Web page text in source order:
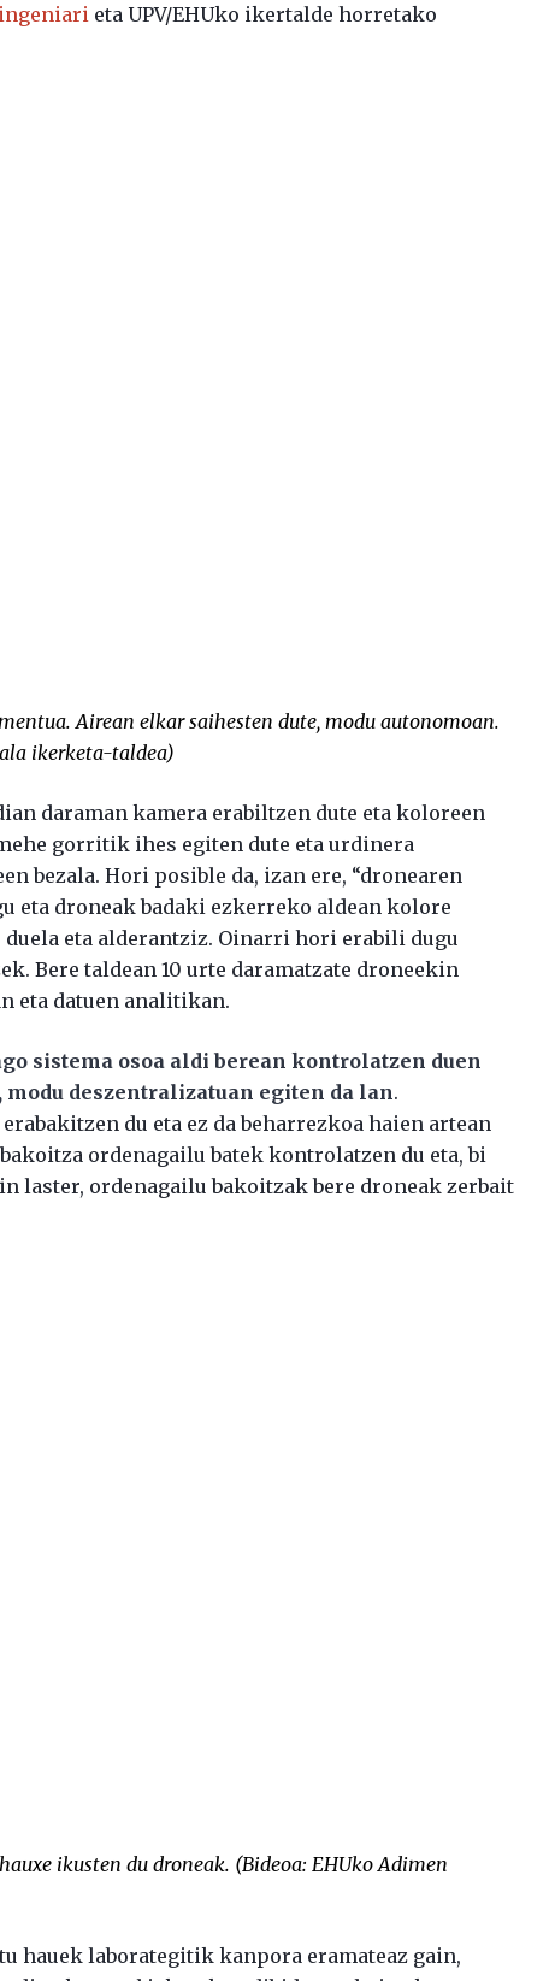
ingeniari eta UPV/EHUko ikertalde horretako
Airean elkar saihesten dute, modu autonomoan.
ikerketa-taldea)
daraman kamera erabiltzen dute eta koloreen
gorritik ihes egiten dute eta urdinera
bezala. Hori posible da, izan ere, “dronearen
eta droneak badaki ezkerreko aldean kolore
eta alderantziz. Oinarri hori erabili dugu
Bere taldean 10 urte daramatzate droneekin
eta datuen analitikan.
sistema osoa aldi berean kontrolatzen duen
deszentralizatuan egiten da lan.
du eta ez da beharrezkoa haien artean
ordenagailu batek kontrolatzen du eta, bi
laster, ordenagailu bakoitzak bere droneak zerbait
ikusten du droneak. (Bideoa: EHUko Adimen
hauek laborategitik kanpora eramateaz gain,